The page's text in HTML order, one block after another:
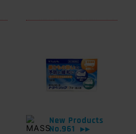
New Products
No.961
▶▶